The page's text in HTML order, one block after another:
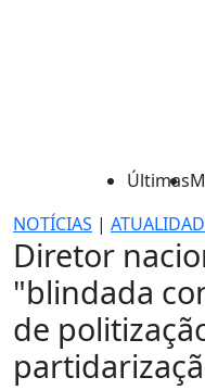
Últimas
NOTÍCIAS |
Diretor
"blindada
de